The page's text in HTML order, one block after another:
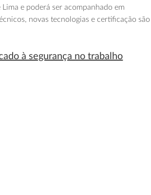
e poderá ser acompanhado em
novas tecnologias e certificação são
à segurança no trabalho